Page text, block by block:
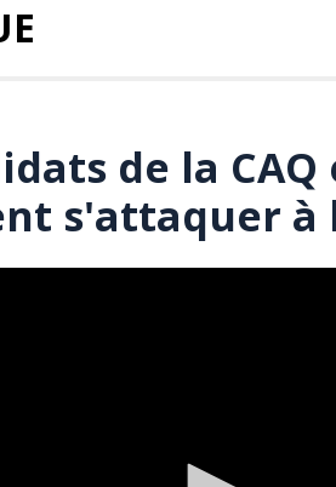
de la CAQ
s'attaquer à